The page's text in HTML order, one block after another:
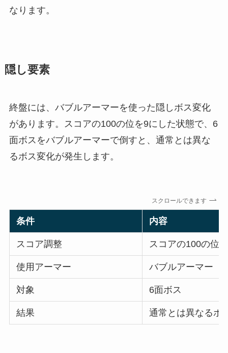
なります。
隠し要素
終盤には、バブルアーマーを使った隠しボス変化
があります。スコアの100の位を9にした状態で、6
面ボスをバブルアーマーで倒すと、通常とは異な
るボス変化が発生します。
スクロールできます
条件 内容
スコア調整 スコアの100の位
使用アーマー バブルアーマー
対象 6面ボス
結果 通常とは異なるボ